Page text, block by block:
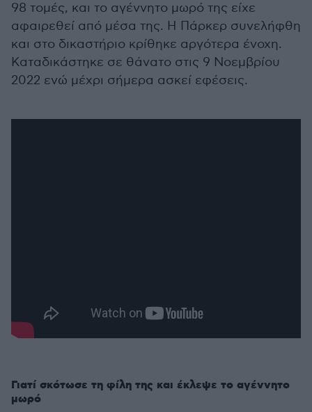
98 τομές, και το αγέννητο μωρό της είχε
αφαιρεθεί από μέσα της. Η Πάρκερ συνελήφθη
και στο δικαστήριο κρίθηκε αργότερα ένοχη.
Καταδικάστηκε σε θάνατο στις 9 Νοεμβρίου
2022 ενώ μέχρι σήμερα ασκεί εφέσεις.
Γιατί σκότωσε τη φίλη της και έκλεψε το αγέννητο
μωρό